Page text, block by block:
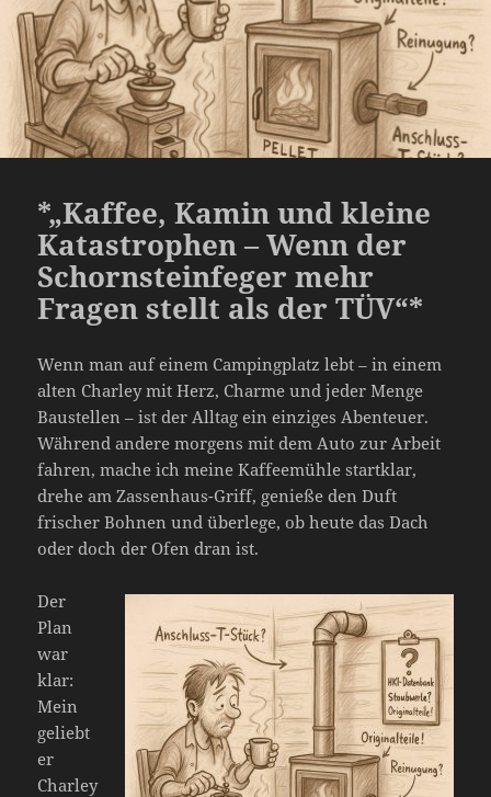
*„Kaffee, Kamin und kleine
Katastrophen – Wenn der
Schornsteinfeger mehr
Fragen stellt als der TÜV“*
Wenn man auf einem Campingplatz lebt – in einem
alten Charley mit Herz, Charme und jeder Menge
Baustellen – ist der Alltag ein einziges Abenteuer.
Während andere morgens mit dem Auto zur Arbeit
fahren, mache ich meine Kaffeemühle startklar,
drehe am Zassenhaus-Griff, genieße den Duft
frischer Bohnen und überlege, ob heute das Dach
oder doch der Ofen dran ist.
Der
Plan
war
klar:
Mein
geliebt
er
Charley